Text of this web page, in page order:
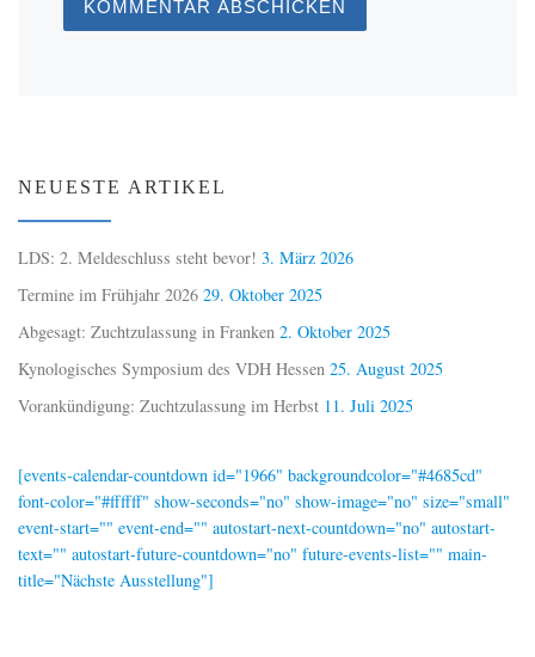
NEUESTE ARTIKEL
LDS: 2. Meldeschluss steht bevor! 3. März 2026
Termine im Frühjahr 2026 29. Oktober 2025
Abgesagt: Zuchtzulassung in Franken 2. Oktober 2025
Kynologisches Symposium des VDH Hessen 25. August 2025
Vorankündigung: Zuchtzulassung im Herbst 11. Juli 2025
[events-calendar-countdown id="1966" backgroundcolor="#4685cd"
font-color="#ffffff" show-seconds="no" show-image="no" size="small"
event-start="" event-end="" autostart-next-countdown="no" autostart-
text="" autostart-future-countdown="no" future-events-list="" main-
title="Nächste Ausstellung"]